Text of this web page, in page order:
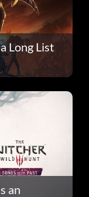
Long List
an